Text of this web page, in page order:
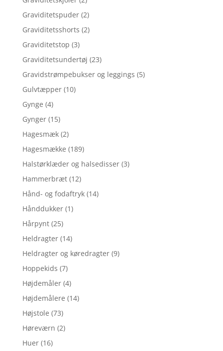
Graviditetspuder (2)
Graviditetsshorts (2)
Graviditetstop (3)
Graviditetsundertøj (23)
Gravidstrømpebukser og leggings (5)
Gulvtæpper (10)
Gynge (4)
Gynger (15)
Hagesmæk (2)
Hagesmække (189)
Halstørklæder og halsedisser (3)
Hammerbræt (12)
Hånd- og fodaftryk (14)
Hånddukker (1)
Hårpynt (25)
Heldragter (14)
Heldragter og køredragter (9)
Hoppekids (7)
Højdemåler (4)
Højdemålere (14)
Højstole (73)
Høreværn (2)
Huer (16)